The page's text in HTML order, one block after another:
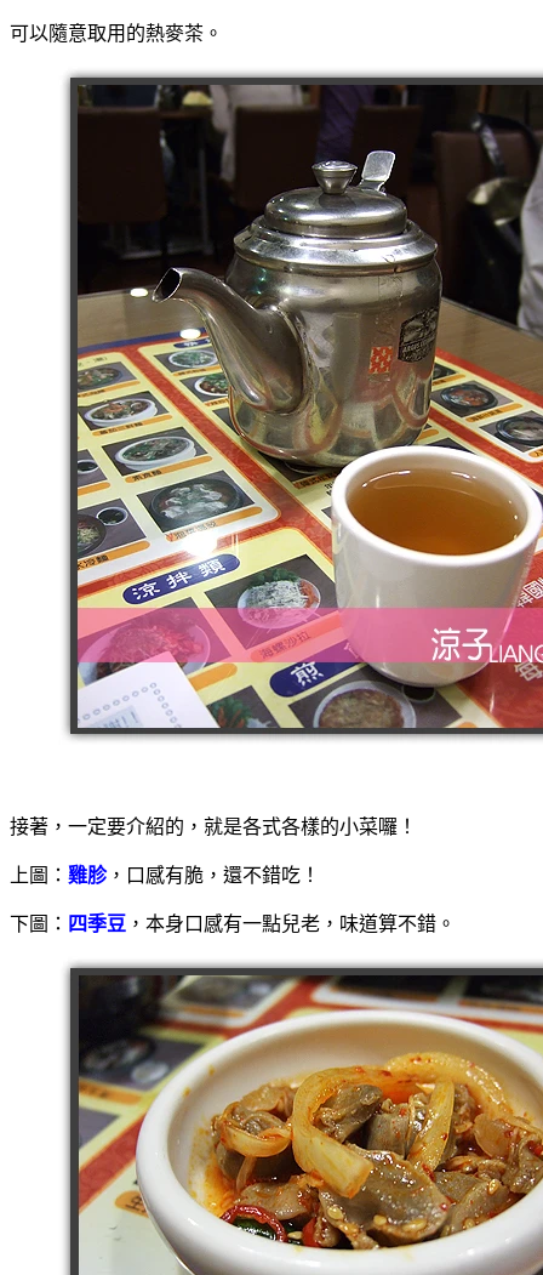
可以隨意取用的熱麥茶。
接著，一定要介紹的，就是各式各樣的小菜囉！
上圖： 雞胗，口感有脆，還不錯吃！
下圖： 四季豆 ，本身口感有一點兒老，味道算不錯。